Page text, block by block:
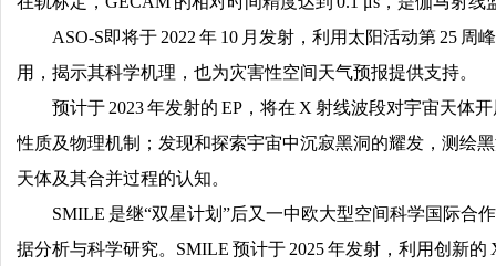
ASO-S即将于 2022 年 10 月发射，利用太阳活动第 25
用，揭示其科学机理，也为灾害性空间天气预报提供支持。
预计于 2023 年发射的 EP，将在 X 射线波段对宇宙天
性质及物理机制；发现和探索宇宙中沉寂黑洞的耀发，测绘
天体及其合并过程的认知。
SMILE 是继“双星计划”后又一中欧大型空间科学国际
据分析与科学研究。SMILE 预计于 2025 年发射，利用创新